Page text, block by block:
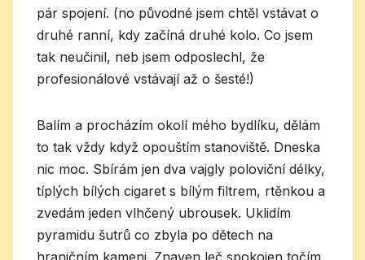
pár spojení. (no původné jsem chtěl vstávat o
druhé ranní, kdy začíná druhé kolo. Co jsem
tak neučinil, neb jsem odposlechl, že
profesionálové vstávají až o šesté!)
Balím a procházím okolí mého bydlíku, dělám
to tak vždy když opouštím stanoviště. Dneska
nic moc. Sbírám jen dva vajgly poloviční délky,
típlých bílých cigaret s bílým filtrem, rtěnkou a
zvedám jeden vlhčený ubrousek. Uklidím
pyramidu šutrů co zbyla po dětech na
hraničním kameni. Znaven leč spokojen točím